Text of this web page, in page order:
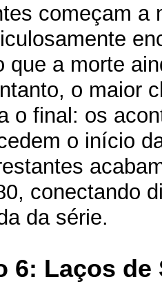
começam a
que a morte
o maior
o final: os
o início
conectando
da série.
6: Laços